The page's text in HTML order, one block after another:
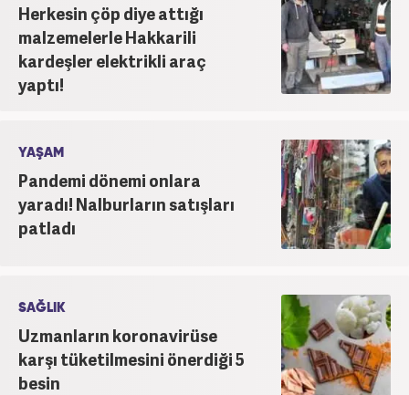
Herkesin çöp diye attığı
malzemelerle Hakkarili
kardeşler elektrikli araç
yaptı!
YAŞAM
Pandemi dönemi onlara
yaradı! Nalburların satışları
patladı
SAĞLIK
Uzmanların koronavirüse
karşı tüketilmesini önerdiği 5
besin